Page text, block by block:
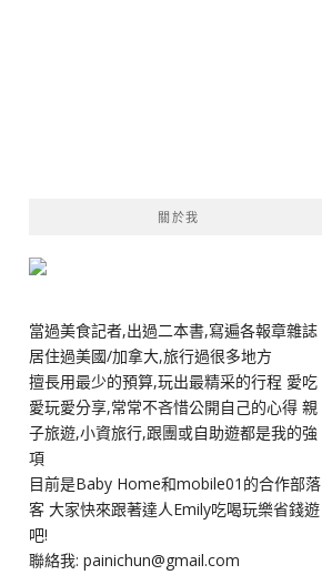
關於我
當過美食記者,出過二本書,寫遍各報章雜誌
居住過美國/加拿大,旅行過很多地方
擅長用最少的預算,玩出最精采的行程 愛吃
愛玩愛分享,常常不吝惜公開自己的心得 親
子旅遊,小資旅行,跟團或自助遊都是我的強
項
目前是Baby Home和mobile01的合作部落
客 大家快來跟著達人Emily吃喝玩樂省錢遊
吧!
聯絡我: painichun@gmail.com